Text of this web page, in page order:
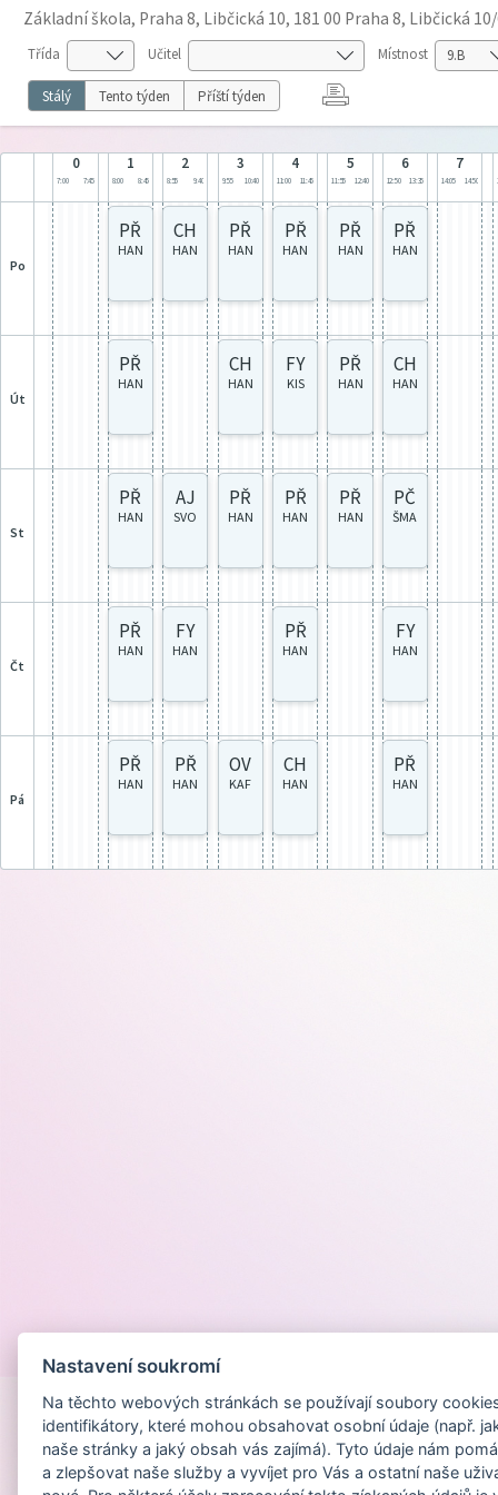
Základní škola, Praha 8, Libčická 10, 181 00 Praha 8, Libčická
Třída Učitel Místnost
Stálý Tento týden Příští týden
0
7:00 7:45
1
8:00 8:45
2
8:55 9:40
3
9:55 10:40
4
11:00 11:45
5
11:55 12:40
6
12:50 13:35
7
14:05 14:50
po
PŘ
HAN
CH
HAN
PŘ
HAN
PŘ
HAN
PŘ
HAN
PŘ
HAN
út
PŘ
HAN
CH
HAN
FY
KIS
PŘ
HAN
CH
HAN
st
PŘ
HAN
AJ
SVO
PŘ
HAN
PŘ
HAN
PŘ
HAN
PČ
ŠMA
čt
PŘ
HAN
FY
HAN
PŘ
HAN
FY
HAN
pá
PŘ
HAN
PŘ
HAN
OV
KAF
CH
HAN
PŘ
HAN
Nastavení soukromí
Na těchto webových stránkách se používají soubory
identifikátory, které mohou obsahovat osobní údaje (např.
naše stránky a jaký obsah vás zajímá). Tyto údaje nám
a zlepšovat naše služby a vyvíjet pro Vás a ostatní naše